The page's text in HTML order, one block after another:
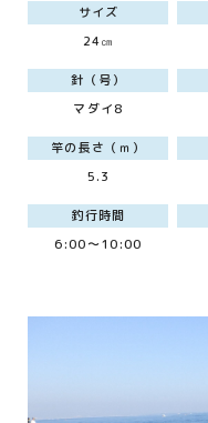
サイズ
24㎝
針（号）
マダイ8
竿の長さ（ｍ）
5.3
釣行時間
6:00～10:00